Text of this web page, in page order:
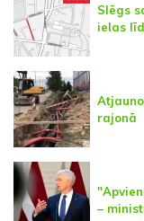
Slēgs
ielas
rajonā
–